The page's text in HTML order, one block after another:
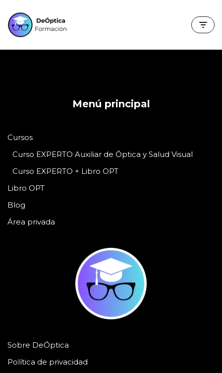
Saltar
al
contenido
Menú principal
Cursos
Curso EXPERTO Auxiliar de Óptica y Salud Visual
Curso EXPERTO + Libro OPT
Libro OPT
Blog
Área privada
Sobre DeÓptica
Política de privacidad